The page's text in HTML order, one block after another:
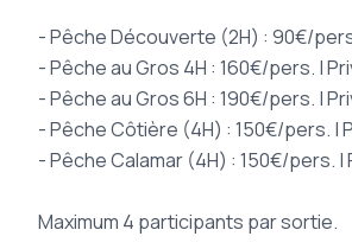
- Pêche Découverte (2H) : 90€/
- Pêche au Gros 4H : 160€/pers. |
- Pêche au Gros 6H : 190€/pers. |
- Pêche Côtière (4H) : 150€/pers. |
- Pêche Calamar (4H) : 150€/pers.
Maximum 4 participants par sortie.